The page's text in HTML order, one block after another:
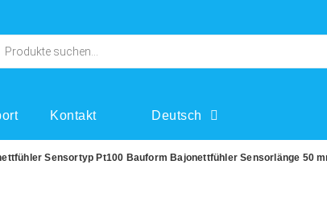
Kontakt Deutsch
Sensortyp Pt100 Bauform Bajonettfühler Sensorlänge 50